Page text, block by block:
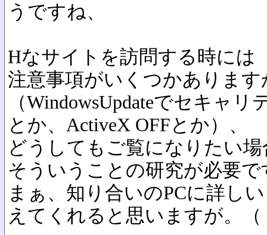
うですね、
Hなサイトを訪問する時には
注意事項がいくつかあります
（WindowsUpdateでセキャ
とか、ActiveX OFFとか）、
どうしてもご覧になりたい
そういうことの研究が必要で
まぁ、知り合いのPCに詳し
えてくれると思いますが。